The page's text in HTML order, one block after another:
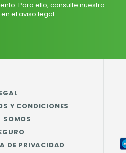
Para ello, consulte nuestra
el aviso legal.
Y CONDICIONES
SOMOS
DE PRIVACIDAD